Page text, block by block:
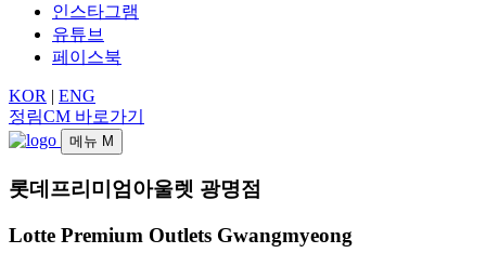
인스타그램
유튜브
페이스북
KOR | ENG
정림CM 바로가기
메뉴 M
롯데프리미엄아울렛 광명점
Lotte Premium Outlets Gwangmyeong